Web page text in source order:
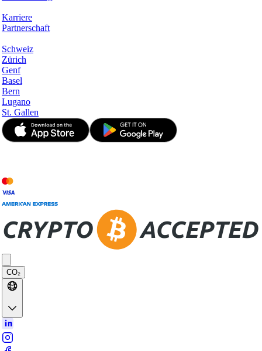
Karriere
Partnerschaft
Schweiz
Zürich
Genf
Basel
Bern
Lugano
St. Gallen
CO₂